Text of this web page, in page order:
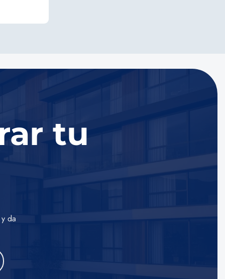
tu
da